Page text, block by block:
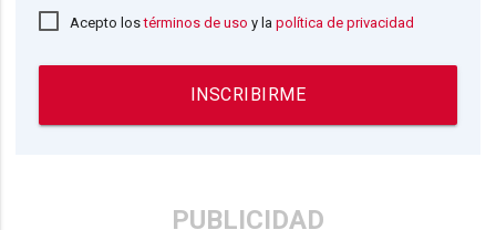
Acepto lostérminos de uso y lapolítica de privacidad
INSCRIBIRME
PUBLICIDAD